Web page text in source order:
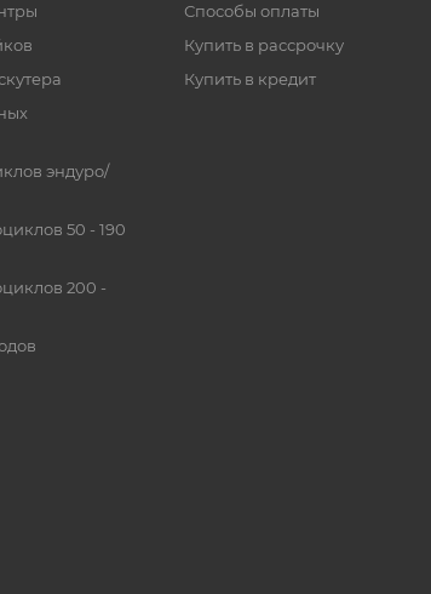
эндуро/
50 - 190
200 -
Способы оплаты
Купить в рассрочку
Купить в кредит